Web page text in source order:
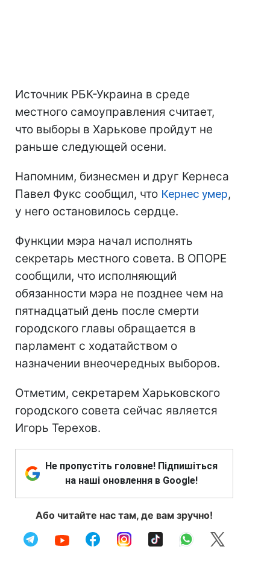
Источник РБК-Украина в среде
местного самоуправления считает,
что выборы в Харькове пройдут не
раньше следующей осени.
Напомним, бизнесмен и друг Кернеса
Павел Фукс сообщил, что Кернес умер,
у него остановилось сердце.
Функции мэра начал исполнять
секретарь местного совета. В ОПОРЕ
сообщили, что исполняющий
обязанности мэра не позднее чем на
пятнадцатый день после смерти
городского главы обращается в
парламент с ходатайством о
назначении внеочередных выборов.
Отметим, секретарем Харьковского
городского совета сейчас является
Игорь Терехов.
Не пропустіть головне! Підпишіться
на наші оновлення в Google!
Або читайте нас там, де вам зручно!